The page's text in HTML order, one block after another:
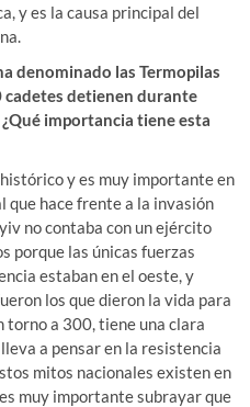
y es la causa principal del
denominado las Termopilas
cadetes detienen durante
importancia tiene esta
y es muy importante en
que hace frente a la invasión
no contaba con un ejército
porque las únicas fuerzas
estaban en el oeste, y
los que dieron la vida para
torno a 300, tiene una clara
a pensar en la resistencia
mitos nacionales existen en
muy importante subrayar que